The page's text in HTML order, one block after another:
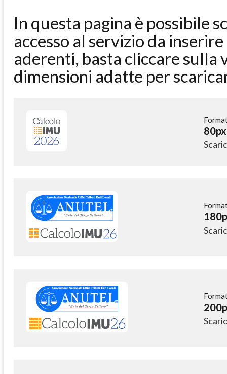
In questa pagina è possibile
accesso al servizio da
aderenti, basta cliccare sulla
dimensioni adatte per